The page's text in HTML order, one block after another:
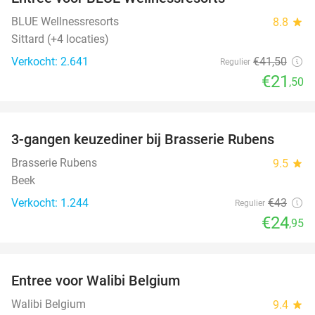
BLUE Wellnessresorts 8.8 star
Sittard (+4 locaties)
Verkocht: 2.641
Regulier €41,50
€21 ,50
42%
3-gangen keuzediner bij Brasserie Rubens
Brasserie Rubens 9.5 star
Beek
Verkocht: 1.244
Regulier €43
€24,95
Entree voor Walibi Belgium
Walibi Belgium 9.4 star